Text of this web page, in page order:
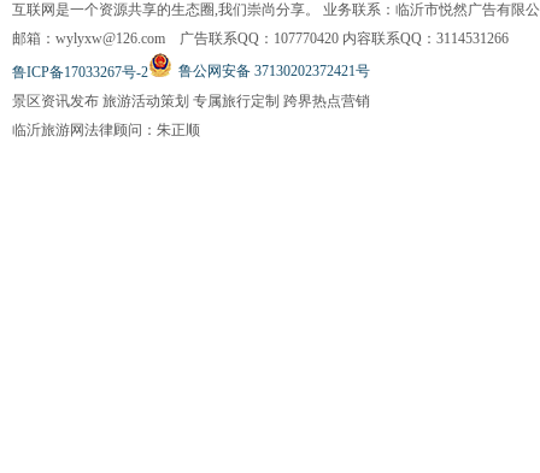
互联网是一个资源共享的生态圈,我们崇尚分享。 业务联系：临沂市悦然广告有限
邮箱：wylyxw@126.com 广告联系QQ：107770420 内容联系QQ：3114531266
鲁ICP备17033267号-2
鲁公网安备 37130202372421号
景区资讯发布 旅游活动策划 专属旅行定制 跨界热点营销
临沂旅游网法律顾问：朱正顺